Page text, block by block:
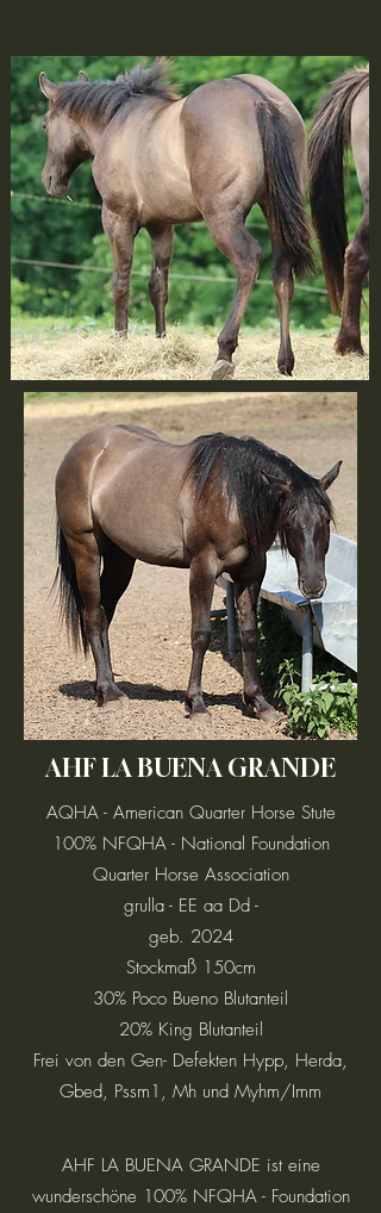
AHF LA BUENA GRANDE
AQHA - American Quarter Horse Stute
100% NFQHA - National Foundation
Quarter Horse Association
grulla - EE aa Dd -
geb. 2024
Stockmaß 150cm
30% Poco Bueno Blutanteil
20% King Blutanteil
Frei von den Gen- Defekten Hypp, Herda,
Gbed, Pssm1, Mh und Myhm/Imm
AHF LA BUENA GRANDE ist eine
wunderschöne 100% NFQHA - Foundation